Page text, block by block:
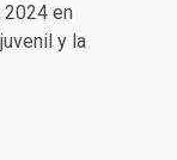
en
y la